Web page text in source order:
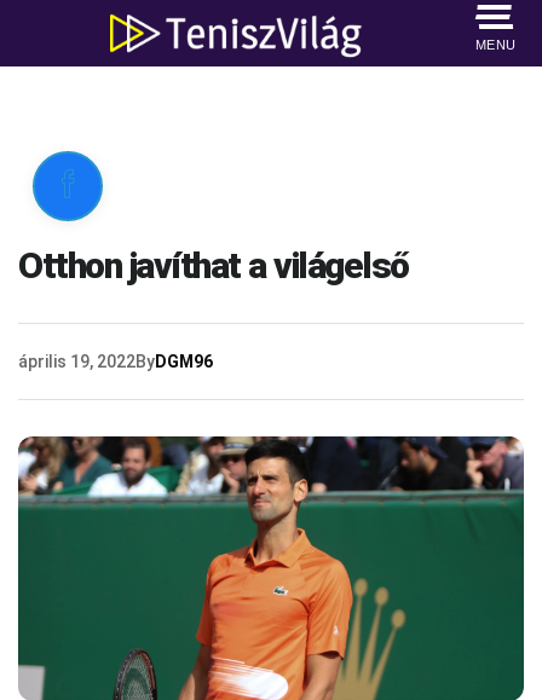
MENU

Otthon javíthat a világelső
április 19, 2022ByDGM96